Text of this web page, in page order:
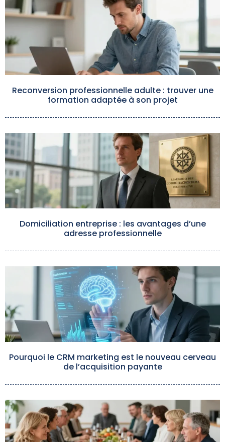
Reconversion professionnelle adulte : trouver une
formation adaptée à son projet
Domiciliation entreprise : les avantages d’une
adresse professionnelle
Pourquoi le CRM marketing est le nouveau cerveau
de l’acquisition payante